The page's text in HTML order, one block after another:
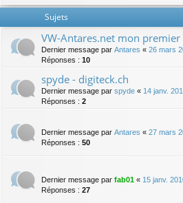
Sujets
VW-Antares.net mon premier
Dernier message par Antares « 26 mars
Réponses : 10
spyde - digiteck.ch
Dernier message par spyde « 14 janv.
Réponses : 2
Dernier message par Antares « 27 mars
Réponses : 50
Dernier message par fab01 « 15 janv.
Réponses : 27